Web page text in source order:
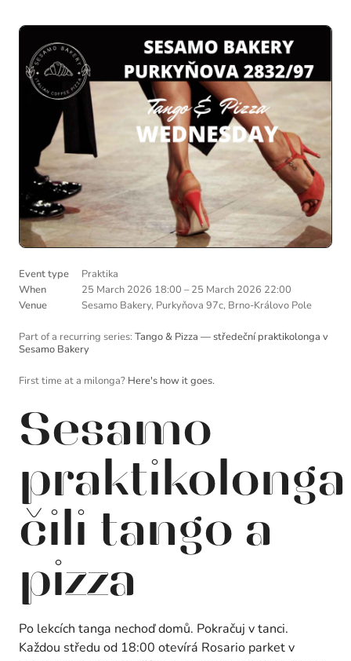
Event type
Praktika
When
25 March 2026 18:00 –25 March 2026 22:00
Venue
Sesamo Bakery, Purkyňova 97c, Brno-Královo Pole
Part of a recurring series:Tango & Pizza — středeční praktikolonga v
Sesamo Bakery
First time at a milonga? Here's how it goes.
Sesamo
praktikolonga
čili tango a
pizza
Po lekcích tanga nechoď domů. Pokračuj v tanci.
Každou středu od 18:00 otevírá Rosario parket v